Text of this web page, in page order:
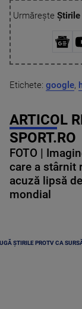
Urmărește Știrile
Etichete: google,
ARTICOL
SPORT.RO
FOTO |
care a stârnit
acuză lipsă
mondial
ȘTIRILE PROTV CA